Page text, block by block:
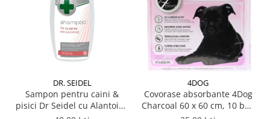
DR. SEIDEL
Sampon pentru caini &
pisici Dr Seidel cu Alantoina
4DOG
Covorase absorbante 4Dog
Charcoal 60 x 60 cm, 10 buc